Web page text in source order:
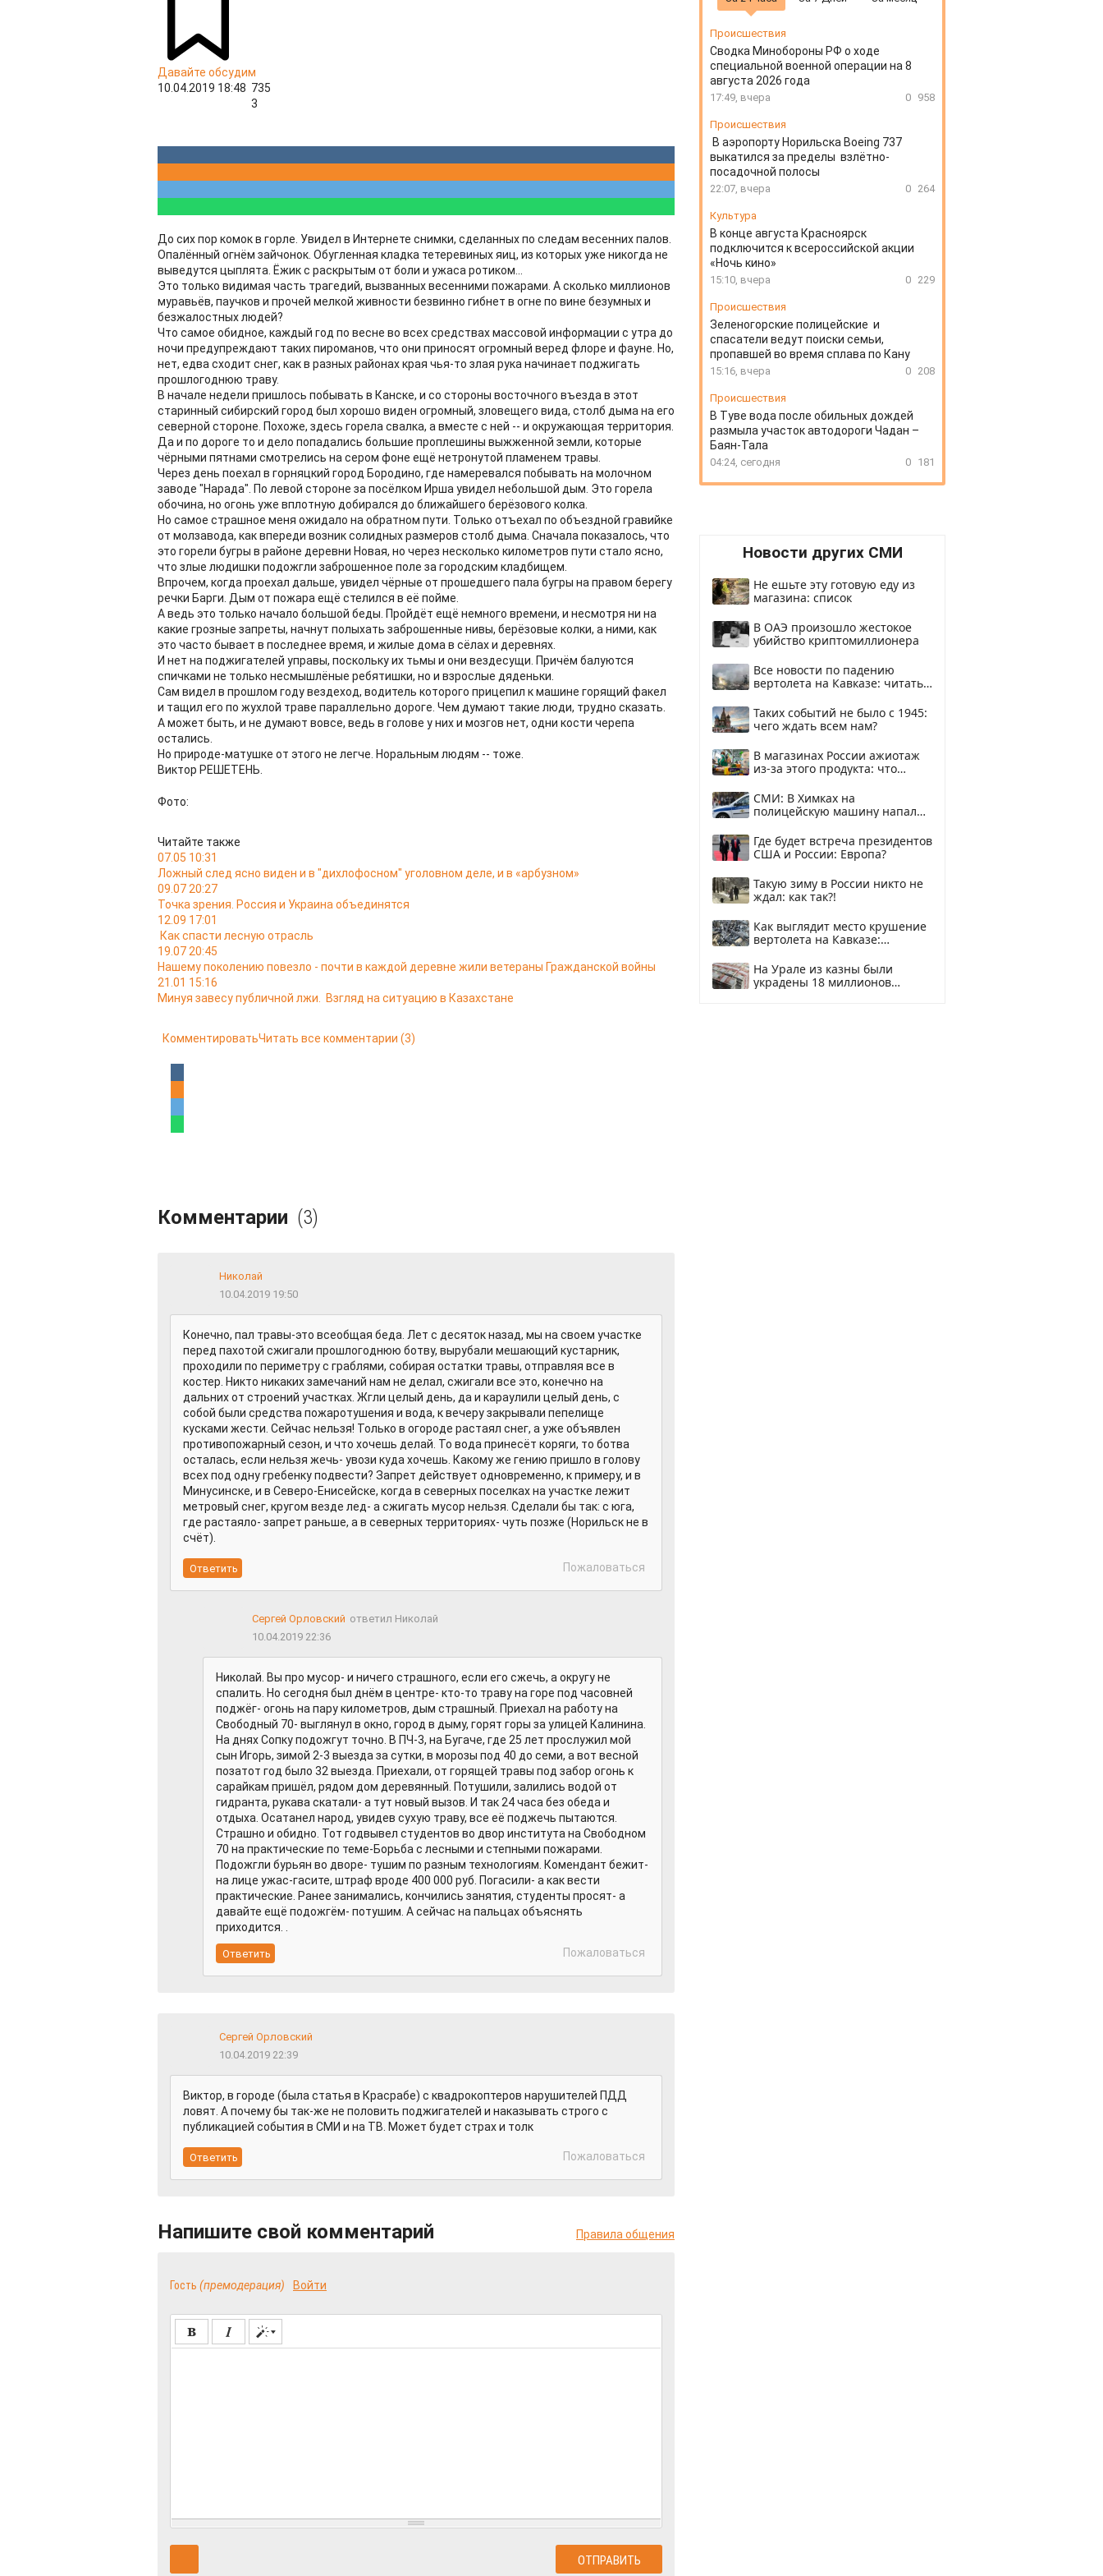
Давайте обсудим
10.04.2019 18:48 735
3
До сих пор комок в горле. Увидел в Интернете снимки, сделанных по следам весенних палов.
Опалённый огнём зайчонок. Обугленная кладка тетеревиных яиц, из которых уже никогда не
выведутся цыплята. Ёжик с раскрытым от боли и ужаса ротиком...
Это только видимая часть трагедий, вызванных весенними пожарами. А сколько миллионов
муравьёв, паучков и прочей мелкой живности безвинно гибнет в огне по вине безумных и
безжалостных людей?
Что самое обидное, каждый год по весне во всех средствах массовой информации с утра до
ночи предупреждают таких пироманов, что они приносят огромный веред флоре и фауне. Но,
нет, едва сходит снег, как в разных районах края чья-то злая рука начинает поджигать
прошлогоднюю траву.
В начале недели пришлось побывать в Канске, и со стороны восточного въезда в этот
старинный сибирский город был хорошо виден огромный, зловещего вида, столб дыма на его
северной стороне. Похоже, здесь горела свалка, а вместе с ней -- и окружающая территория.
Да и по дороге то и дело попадались большие проплешины выжженной земли, которые
чёрными пятнами смотрелись на сером фоне ещё нетронутой пламенем травы.
Через день поехал в горняцкий город Бородино, где намеревался побывать на молочном
заводе "Нарада". По левой стороне за посёлком Ирша увидел небольшой дым. Это горела
обочина, но огонь уже вплотную добирался до ближайшего берёзового колка.
Но самое страшное меня ожидало на обратном пути. Только отъехал по объездной гравийке
от молзавода, как впереди возник солидных размеров столб дыма. Сначала показалось, что
это горели бугры в районе деревни Новая, но через несколько километров пути стало ясно,
что злые людишки подожгли заброшенное поле за городским кладбищем.
Впрочем, когда проехал дальше, увидел чёрные от прошедшего пала бугры на правом берегу
речки Барги. Дым от пожара ещё стелился в её пойме.
А ведь это только начало большой беды. Пройдёт ещё немного времени, и несмотря ни на
какие грозные запреты, начнут полыхать заброшенные нивы, берёзовые колки, а ними, как
это часто бывает в последнее время, и жилые дома в сёлах и деревнях.
И нет на поджигателей управы, поскольку их тьмы и они вездесущи. Причём балуются
спичками не только несмышлёные ребятишки, но и взрослые дяденьки.
Сам видел в прошлом году вездеход, водитель которого прицепил к машине горящий факел
и тащил его по жухлой траве параллельно дороге. Чем думают такие люди, трудно сказать.
А может быть, и не думают вовсе, ведь в голове у них и мозгов нет, одни кости черепа
остались.
Но природе-матушке от этого не легче. Норальным людям -- тоже.
Виктор РЕШЕТЕНЬ.
Фото:
Читайте также
07.05 10:31
Ложный след ясно виден и в "дихлофосном" уголовном деле, и в «арбузном»
09.07 20:27
Точка зрения. Россия и Украина объединятся
12.09 17:01
Как спасти лесную отрасль
19.07 20:45
Нашему поколению повезло - почти в каждой деревне жили ветераны Гражданской войны
21.01 15:16
Минуя завесу публичной лжи. Взгляд на ситуацию в Казахстане
КомментироватьЧитать все комментарии (3)
Комментарии (3)
Николай
10.04.2019 19:50
Конечно, пал травы-это всеобщая беда. Лет с десяток назад, мы на своем участке
перед пахотой сжигали прошлогоднюю ботву, вырубали мешающий кустарник,
проходили по периметру с граблями, собирая остатки травы, отправляя все в
костер. Никто никаких замечаний нам не делал, сжигали все это, конечно на
дальних от строений участках. Жгли целый день, да и караулили целый день, с
собой были средства пожаротушения и вода, к вечеру закрывали пепелище
кусками жести. Сейчас нельзя! Только в огороде растаял снег, а уже объявлен
противопожарный сезон, и что хочешь делай. То вода принесёт коряги, то ботва
осталась, если нельзя жечь- увози куда хочешь. Какому же гению пришло в голову
всех под одну гребенку подвести? Запрет действует одновременно, к примеру, и в
Минусинске, и в Северо-Енисейске, когда в северных поселках на участке лежит
метровый снег, кругом везде лед- а сжигать мусор нельзя. Сделали бы так: с юга,
где растаяло- запрет раньше, а в северных территориях- чуть позже (Норильск не в
счёт).
Пожаловаться
Сергей Орловский ответил Николай
10.04.2019 22:36
Николай. Вы про мусор- и ничего страшного, если его сжечь, а округу не
спалить. Но сегодня был днём в центре- кто-то траву на горе под часовней
поджёг- огонь на пару километров, дым страшный. Приехал на работу на
Свободный 70- выглянул в окно, город в дыму, горят горы за улицей Калинина.
На днях Сопку подожгут точно. В ПЧ-3, на Бугаче, где 25 лет прослужил мой
сын Игорь, зимой 2-3 выезда за сутки, в морозы под 40 до семи, а вот весной
позатот год было 32 выезда. Приехали, от горящей травы под забор огонь к
сарайкам пришёл, рядом дом деревянный. Потушили, залились водой от
гидранта, рукава скатали- а тут новый вызов. И так 24 часа без обеда и
отдыха. Осатанел народ, увидев сухую траву, все её поджечь пытаются.
Страшно и обидно. Тот годвывел студентов во двор института на Свободном
70 на практические по теме-Борьба с лесными и степными пожарами.
Подожгли бурьян во дворе- тушим по разным технологиям. Комендант бежит-
на лице ужас-гасите, штраф вроде 400 000 руб. Погасили- а как вести
практические. Ранее занимались, кончились занятия, студенты просят- а
давайте ещё подожгём- потушим. А сейчас на пальцах объяснять
приходится. .
Пожаловаться
Сергей Орловский
10.04.2019 22:39
Виктор, в городе (была статья в Красрабе) с квадрокоптеров нарушителей ПДД
ловят. А почему бы так-же не половить поджигателей и наказывать строго с
публикацией события в СМИ и на ТВ. Может будет страх и толк
Пожаловаться
Напишите свой комментарий Правила общения
Гость (премодерация) Войти
Происшествия
Сводка Минобороны РФ о ходе
специальной военной операции на 8
августа 2026 года
17:49, вчера 0 958
Происшествия
В аэропорту Норильска Boeing 737
выкатился за пределы взлётно-
посадочной полосы
22:07, вчера 0 264
Культура
В конце августа Красноярск
подключится к всероссийской акции
«Ночь кино»
15:10, вчера 0 229
Происшествия
Зеленогорские полицейские и
спасатели ведут поиски семьи,
пропавшей во время сплава по Кану
15:16, вчера 0 208
Происшествия
В Туве вода после обильных дождей
размыла участок автодороги Чадан –
Баян-Тала
04:24, сегодня 0 181
Новости других СМИ
Не ешьте эту готовую еду из
магазина: список
В ОАЭ произошло жестокое
убийство криптомиллионера
Все новости по падению
вертолета на Кавказе: читать
Таких событий не было с 1945:
чего ждать всем нам?
В магазинах России ажиотаж
из-за этого продукта: что
СМИ: В Химках на
полицейскую машину напали
Где будет встреча президентов
США и России: Европа?
Такую зиму в России никто не
ждал: как так?!
Как выглядит место крушение
вертолета на Кавказе:
На Урале из казны были
украдены 18 миллионов